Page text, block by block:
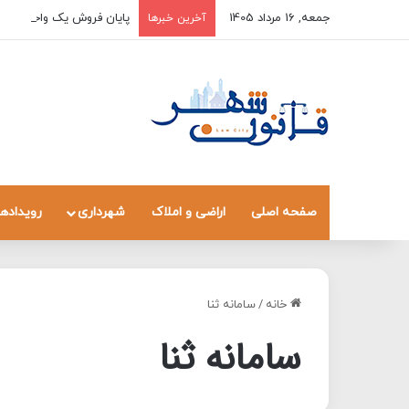
جمعه, 16 مرداد 1405 آخرین خبرها پایان فروش یک واحد به
صفحه اصلی اراضی و املاک شهرداری
خانه /سامانه ثنا
سامانه ثنا